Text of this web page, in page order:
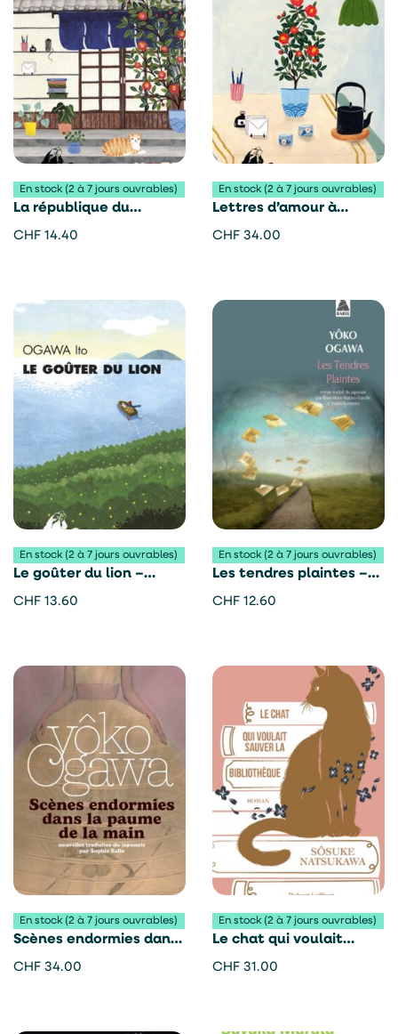
En stock (2 à 7 jours ouvrables)
La république du
CHF 14.40
En stock (2 à 7 jours ouvrables)
Lettres d’amour à
Kamakura – Ogawa Ito
CHF 34.00
En stock (2 à 7 jours ouvrables)
Le goûter du lion –
Ogawa Ito
CHF 13.60
En stock (2 à 7 jours ouvrables)
Les tendres plaintes –
Yôko Ogawa
CHF 12.60
En stock (2 à 7 jours ouvrables)
Scènes endormies dans
la paume de la main –
CHF 34.00
En stock (2 à 7 jours ouvrables)
Le chat qui voulait
sauver la bibliothèque –
CHF 31.00